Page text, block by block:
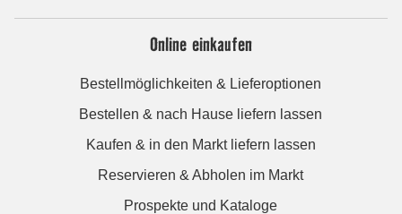
Online einkaufen
Bestellmöglichkeiten & Lieferoptionen
Bestellen & nach Hause liefern lassen
Kaufen & in den Markt liefern lassen
Reservieren & Abholen im Markt
Prospekte und Kataloge